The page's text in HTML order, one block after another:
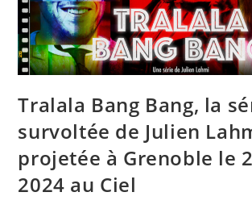
Mars
2024
À
La
Cinémathèque
De
Grenoble.
Tralala Bang Bang, la
survoltée de Julien
projetée à Grenoble le
2024 au Ciel